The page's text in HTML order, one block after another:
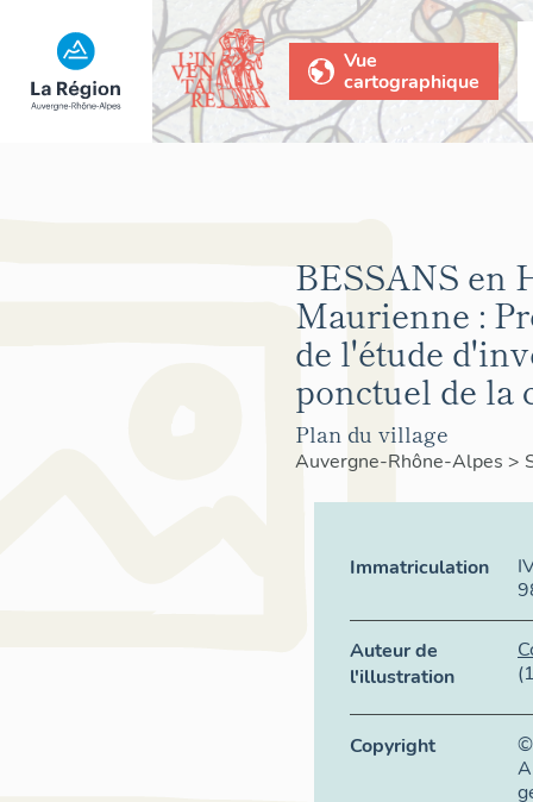
Vue
cartographique
BESSANS en
Maurienne :
de l'étude
ponctuel de la
Plan du village
Auvergne-Rhône-Alpes >
Immatriculation
Auteur de
l'illustration
Copyright
©